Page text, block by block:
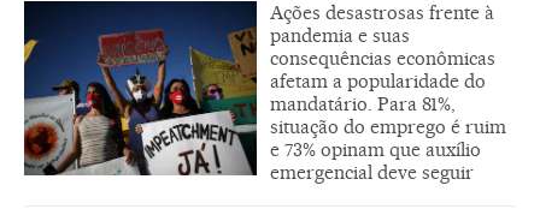
Ações desastrosas frente à
pandemia e suas
consequências econômicas
afetam a popularidade do
mandatário. Para 81%,
situação do emprego é ruim
e 73% opinam que auxílio
emergencial deve seguir